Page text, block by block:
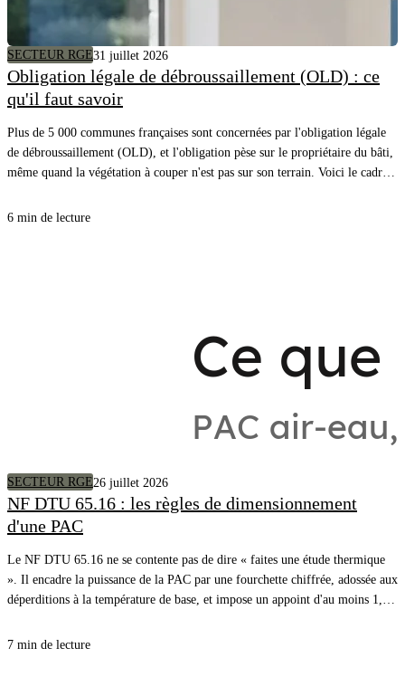
SECTEUR RGE31 juillet 2026
Obligation légale de débroussaillement (OLD) : ce
qu'il faut savoir
Plus de 5 000 communes françaises sont concernées par l'obligation légale
de débroussaillement (OLD), et l'obligation pèse sur le propriétaire du bâti,
même quand la végétation à couper n'est pas sur son terrain. Voici le cadre,
autour de chez vous.
6 min de lecture
SECTEUR RGE26 juillet 2026
NF DTU 65.16 : les règles de dimensionnement
d'une PAC
Le NF DTU 65.16 ne se contente pas de dire « faites une étude thermique
». Il encadre la puissance de la PAC par une fourchette chiffrée, adossée aux
déperditions à la température de base, et impose un appoint d'au moins 1,2
chiffré du DTU lui-même.
7 min de lecture